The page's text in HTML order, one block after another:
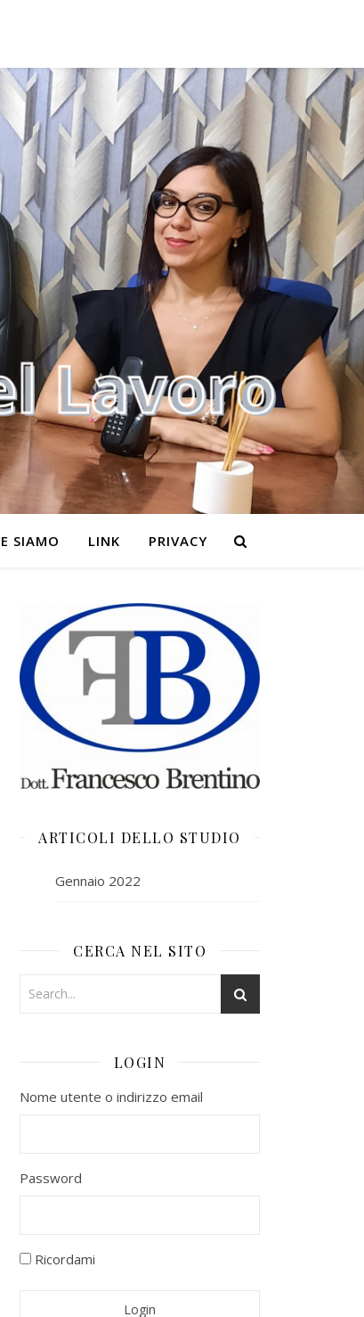
SIAMO LINK PRIVACY
ARTICOLI DELLO STUDIO
Gennaio 2022
CERCA NEL SITO
LOGIN
Nome utente o indirizzo email
Password
Ricordami